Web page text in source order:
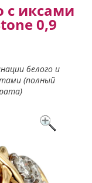
с иксами
0,9
белого и
(полный